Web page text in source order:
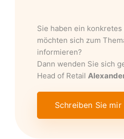
Sie haben ein
möchten sich zum
informieren?
Dann wenden Sie sich
Head of Retail
Schreiben Sie mir